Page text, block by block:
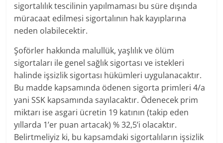
sigortalılık tescilinin yapılmaması bu süre dışında
müracaat edilmesi sigortalının hak kayıplarına
neden olabilecektir.
Şoförler hakkında malullük, yaşlılık ve ölüm
sigortaları ile genel sağlık sigortası ve istekleri
halinde işsizlik sigortası hükümleri uygulanacaktır.
Bu madde kapsamında ödenen sigorta primleri 4/a
yani SSK kapsamında sayılacaktır. Ödenecek prim
miktarı ise asgari ücretin 19 katının (takip eden
yıllarda 1’er puan artacak) % 32,5’i olacaktır.
Belirtmeliyiz ki, bu kapsamdaki sigortalıların işsizlik